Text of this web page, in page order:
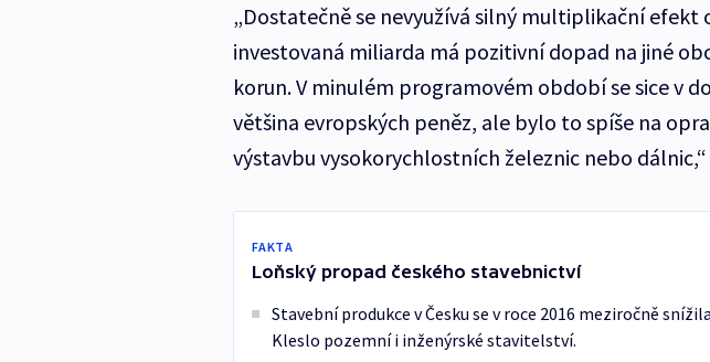
„Dostatečně se nevyužívá silný multiplikační efekt
investovaná miliarda má pozitivní dopad na jiné
korun. V minulém programovém období se sice v
většina evropských peněz, ale bylo to spíše na
výstavbu vysokorychlostních železnic nebo
FAKTA
Loňský propad českého stavebnictví
Stavební produkce v Česku se v roce 2016 meziročně
Kleslo pozemní i inženýrské stavitelství.